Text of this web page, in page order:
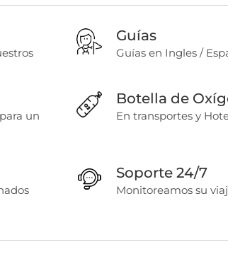
Guías
Guías en Ingles /
un
Botella de
En transportes y
Soporte 24/7
Monitoreamos su